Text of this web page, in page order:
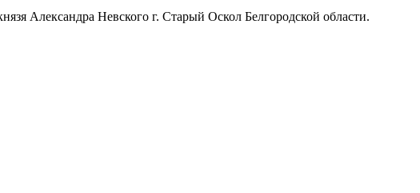
Александра Невского г. Старый Оскол Белгородской области.